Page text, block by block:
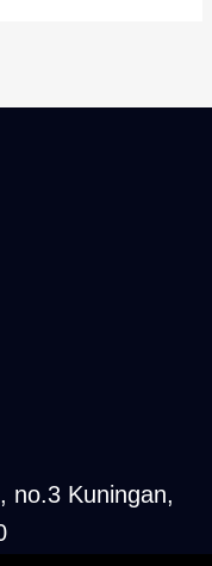
no.3 Kuningan,